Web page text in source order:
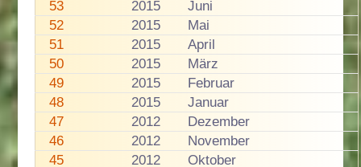
53
2015
Juni
52
2015
Mai
51
2015
April
50
2015
März
49
2015
Februar
48
2015
Januar
47
2012
Dezember
46
2012
November
45
2012
Oktober